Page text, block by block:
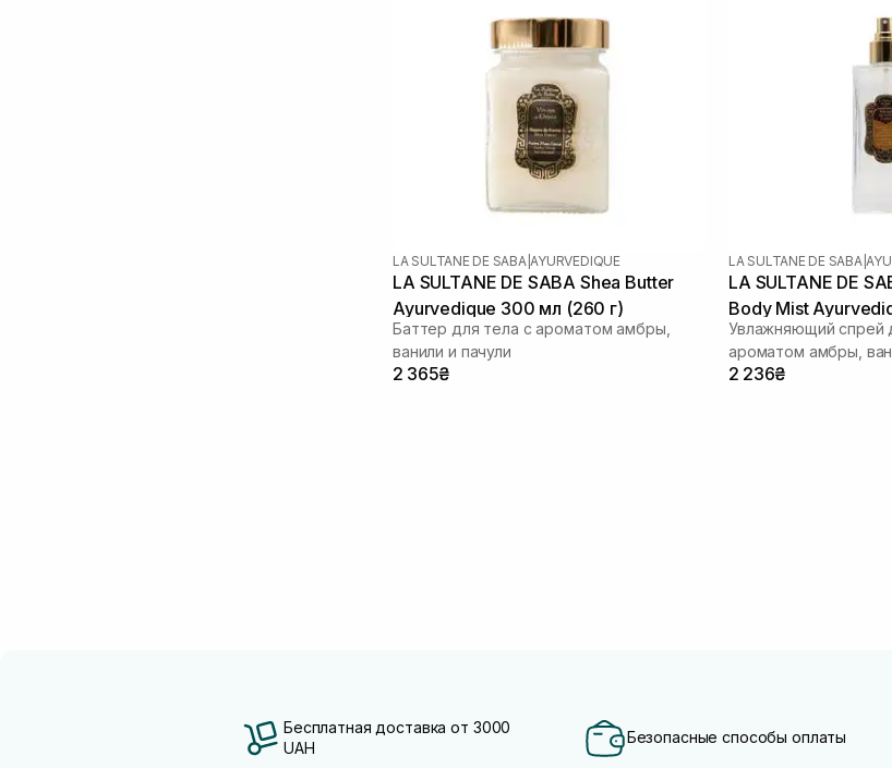
LA SULTANE DE SABA AYURVEDIQUE
LA SULTANE DE SABA Shea Butter
Ayurvedique 300 мл (260 г)
Баттер для тела с ароматом амбры,
ванили и пачули
2 365₴
LA SULTANE DE SABA
LA SULTANE DE
Body Mist
Patchouli 200 мл
Увлажняющий спрей
ароматом амбры,
2 236₴
Бесплатная доставка от 3000
UAH
Безопасные способы оплаты